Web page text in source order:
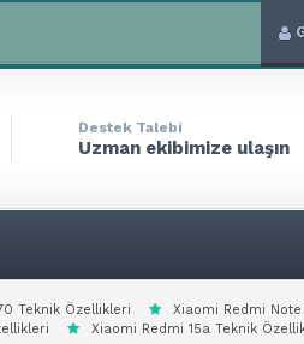
Destek Talebi
Uzman ekibimize ulaşın
Teknik Özellikleri
Xiaomi Redmi Note
Xiaomi Redmi 15a Teknik